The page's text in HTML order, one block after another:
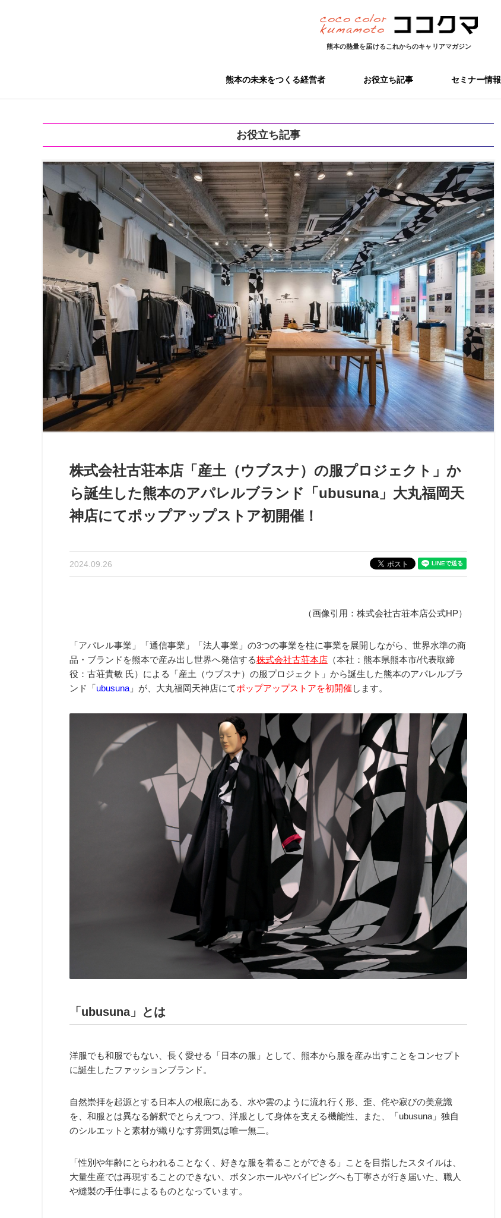
熊本の熱量を届けるこれからのキャリアマガジン
熊本の未来をつくる経営者 お役立ち記事 セミナー情報
お役立ち記事
株式会社古荘本店「産土（ウブスナ）の服プロジェクト」か
ら誕生した熊本のアパレルブランド「ubusuna」大丸福岡天
神店にてポップアップストア初開催！
2024.09.26
（画像引用：株式会社古荘本店公式HP）
「アパレル事業」「通信事業」「法人事業」の3つの事業を柱に事業を展開しながら、世界水準の商
品・ブランドを熊本で産み出し世界へ発信する株式会社古荘本店 （本社：熊本県熊本市/代表取締
役：古荘貴敏 氏）による「産土（ウブスナ）の服プロジェクト」から誕生した熊本のアパレルブラ
ンド「ubusuna 」が、大丸福岡天神店にてポップアップストアを初開催 します。
「ubusuna」とは
洋服でも和服でもない、長く愛せる「日本の服」として、熊本から服を産み出すことをコンセプト
に誕生したファッションブランド。
自然崇拝を起源とする日本人の根底にある、水や雲のように流れ行く形、歪、侘や寂びの美意識
を、和服とは異なる解釈でとらえつつ、洋服として身体を支える機能性、また、「ubusuna」独自
のシルエットと素材が織りなす雰囲気は唯一無二。
「性別や年齢にとらわれることなく、好きな服を着ることができる」ことを目指したスタイルは、
大量生産では再現することのできない、ボタンホールやパイピングへも丁寧さが行き届いた、職人
や縫製の手仕事によるものとなっています。